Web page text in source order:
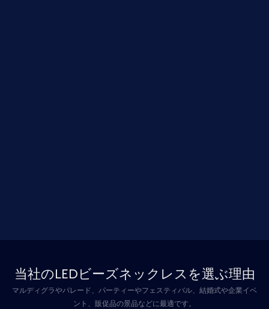
当社のLEDビーズネックレスを選ぶ理由
マルディグラやパレード、パーティーやフェスティバル、結婚式や企業イベ
ント、販促品の景品などに最適です。